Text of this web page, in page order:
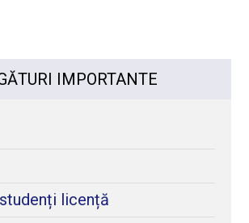
IMPORTANTE
licență